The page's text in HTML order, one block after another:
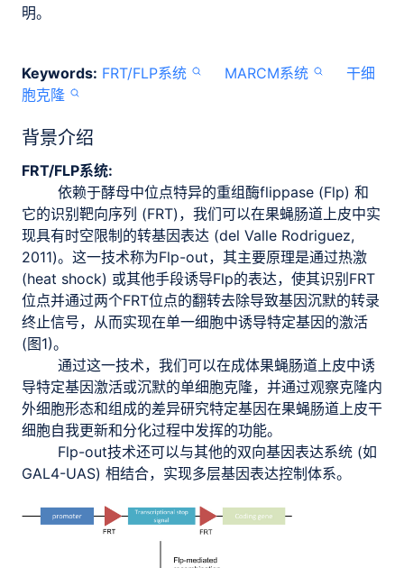
明。
Keywords: FRT/FLP系统 MARCM系统
干细
胞克隆
背景介绍
FRT/FLP系统:
依赖于酵母中位点特异的重组酶flippase (Flp) 和
它的识别靶向序列 (FRT)，我们可以在果蝇肠道上皮中实
现具有时空限制的转基因表达 (del Valle Rodriguez,
2011)。这一技术称为Flp-out，其主要原理是通过热激
(heat shock) 或其他手段诱导Flp的表达，使其识别FRT
位点并通过两个FRT位点的翻转去除导致基因沉默的转录
终止信号，从而实现在单一细胞中诱导特定基因的激活
(图1)。
通过这一技术，我们可以在成体果蝇肠道上皮中诱
导特定基因激活或沉默的单细胞克隆，并通过观察克隆内
外细胞形态和组成的差异研究特定基因在果蝇肠道上皮干
细胞自我更新和分化过程中发挥的功能。
Flp-out技术还可以与其他的双向基因表达系统 (如
GAL4-UAS) 相结合，实现多层基因表达控制体系。